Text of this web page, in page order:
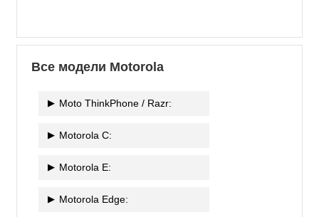
Все модели Motorola
Moto ThinkPhone / Razr:
Motorola C:
Motorola E:
Motorola Edge: